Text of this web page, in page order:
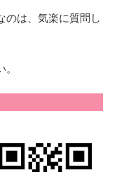
は、気楽に質問し